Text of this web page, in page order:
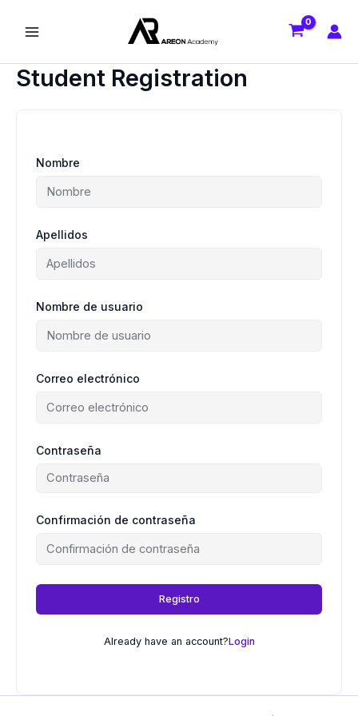
contenido
Student Registration
Nombre
Apellidos
Nombre de usuario
Correo electrónico
Contraseña
Confirmación de contraseña
Registro
Already have an account?Login